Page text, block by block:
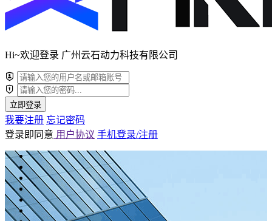
Hi~欢迎登录 广州云石动力科技有限公司
立即登录
我要注册 忘记密码
登录即同意 用户协议 手机登录/注册